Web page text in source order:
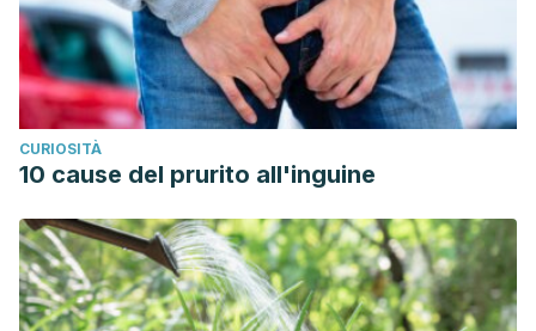
CURIOSITÀ
10 cause del prurito all'inguine